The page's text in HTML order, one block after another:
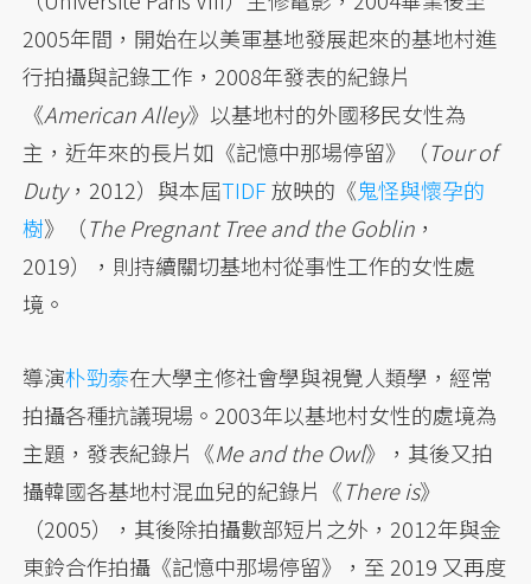
2005年間，開始在以美軍基地發展起來的基地村進
行拍攝與記錄工作，2008年發表的紀錄片
《American Alley》以基地村的外國移民女性為
主，近年來的長片如《記憶中那場停留》（Tour of
Duty，2012）與本屆TIDF放映的《鬼怪與懷孕的
樹》（The Pregnant Tree and the Goblin ，
2019），則持續關切基地村從事性工作的女性處
境。
導演朴勁泰在大學主修社會學與視覺人類學，經常
拍攝各種抗議現場。2003年以基地村女性的處境為
主題，發表紀錄片《Me and the Owl》，其後又拍
攝韓國各基地村混血兒的紀錄片《There is》
（2005），其後除拍攝數部短片之外，2012年與金
東鈴合作拍攝《記憶中那場停留》，至 2019 又再度